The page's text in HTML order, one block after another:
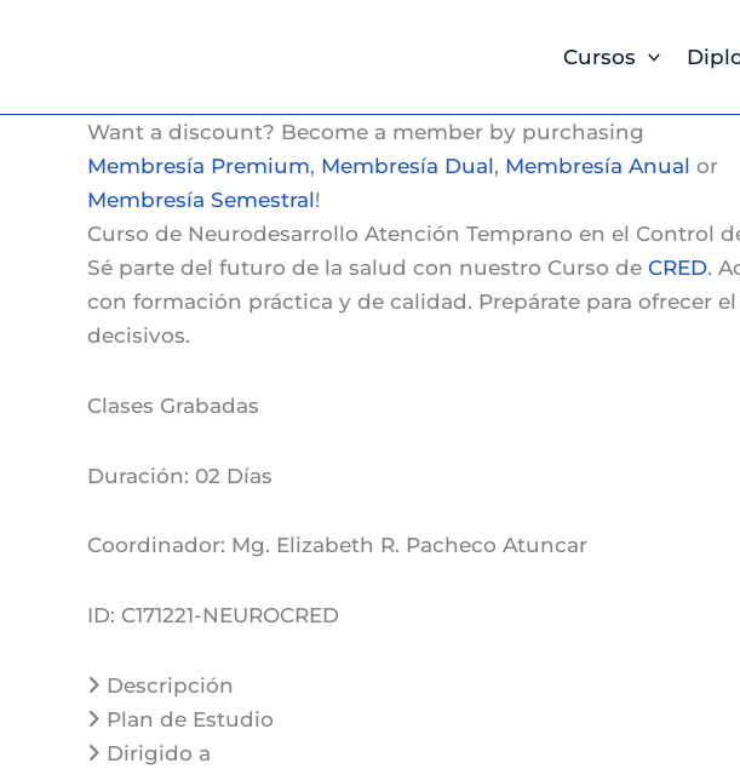
Cursos
Want a discount? Become a member by purchasing
Membresía Premium, Membresía Dual, Membresía Anual or
Membresía Semestral!
Curso de Neurodesarrollo Atención Temprano en el Control
Sé parte del futuro de la salud con nuestro Curso de CRED.
con formación práctica y de calidad. Prepárate para ofrecer
decisivos.
Clases Grabadas
Duración: 02 Días
Coordinador: Mg. Elizabeth R. Pacheco Atuncar
ID: C171221-NEUROCRED
Descripción
Plan de Estudio
Dirigido a